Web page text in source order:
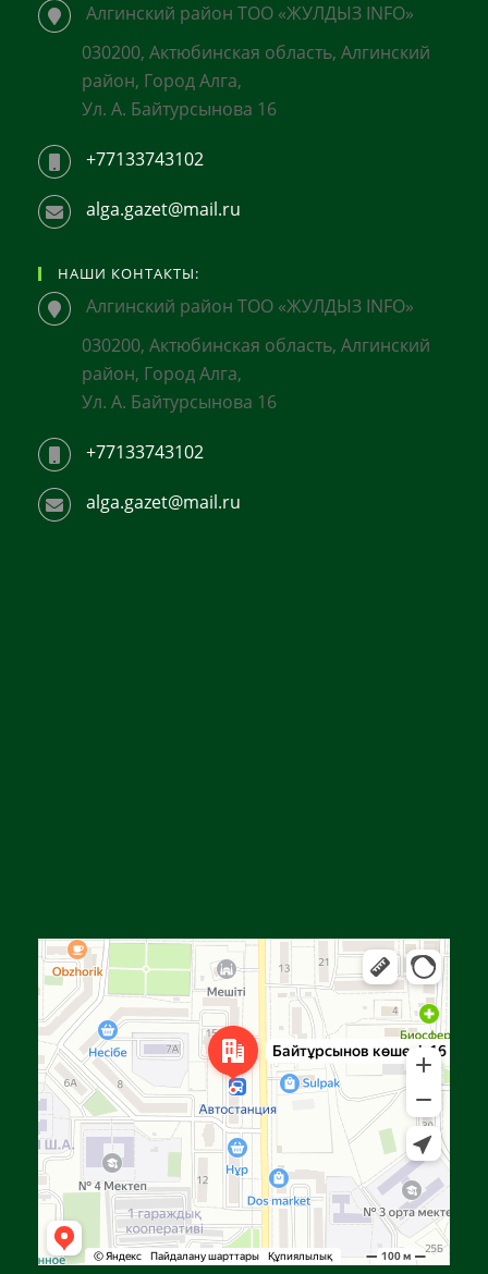
Алгинский район ТОО «ЖУЛДЫЗ INFO»
030200, Актюбинская область, Алгинский
район, Город Алга,
Ул. А. Байтурсынова 16
+77133743102
alga.gazet@mail.ru
НАШИ КОНТАКТЫ:
Алгинский район ТОО «ЖУЛДЫЗ INFO»
030200, Актюбинская область, Алгинский
район, Город Алга,
Ул. А. Байтурсынова 16
+77133743102
alga.gazet@mail.ru
Улица Байтурсынова, 16 — Яндекс Карты